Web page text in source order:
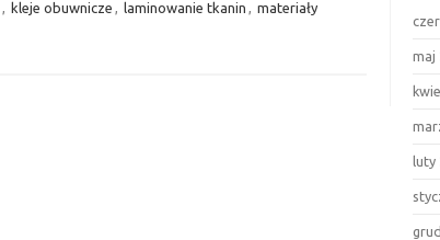
, kleje obuwnicze , laminowanie tkanin , materiały
maj
luty